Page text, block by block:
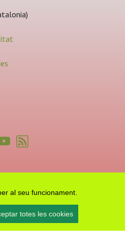
al seu funcionament.
totes les cookies